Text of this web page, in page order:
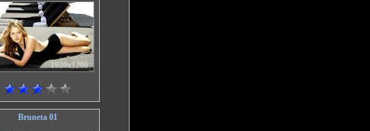
1920x1200
Bruneta 01